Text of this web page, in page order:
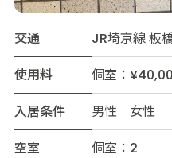
交通
JR埼京線 板
使用料
個室：
入居条件
男性 女性
空室
個室：2